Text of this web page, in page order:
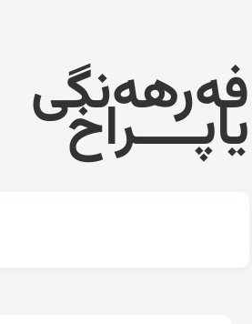
فەرهەنگی
یاپــــراخ